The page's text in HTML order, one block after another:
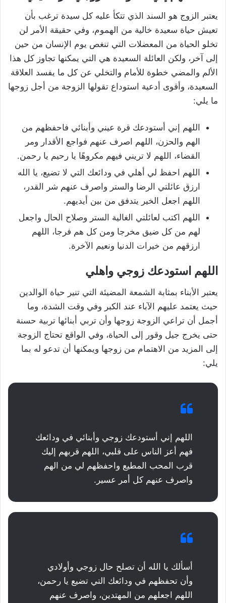
يعتبر الزوج هو السند الذي تتكأ عليه كل سيدة ترغب بأن
تعيش حياة سعيدة خالية من الهموم، وفي حقيقة الأمر لن
تخلو الحياة من المعضلات التي تنغص يوم الإنسان من حين
إلى آخر، ولكن العائلة السعيدة هي التي يمكنها تجاوز كل هذا
الألم والمضي خطوة للأمام والتخلي عن كل ما يفسد العلاقة
السعيدة، وأقوى أدعية استوداع تقولها الزوجة من أجل زوجها
ما يلي:
اللهم إني أستودعك قرة عيني وأبنائي فاحفظهم من
الهم والحزن، اللهم اصرف عنهم فواجع الأقدار ومر
القضاء، اللهم لا تريني فيهم مكروهًا يا رحيم يا رحمن.
اللهم احفظ لي أهلي في ودائعك التي لا تضيع، يا الله
ارزق عائلتي الرضا والستر واصرف عنهم شر القدر،
اللهم اجعل الخير يتدفق من بين أيديهم.
اللهم اكتب لعائلتي الغالية الستر وصلاح الحال واجعل
لهم من كل ضيق مخرجا ومن كل هم فرجا، اللهم
ارزقهم من خيرات الدنيا ونعيم الآخرة.
اللهم استودعك زوجي واهلي
يعتبر الأبناء بمثابة الشمعة المضيئة التي تنير حياة الوالدين
حيث يعتمد عليهم الآباء عند الكبر وفي وقت الشدة، وما
أجمل أن تراعي الزوجة زوجها وأن تربي أبنائها تربية حسنة
حتى يخرج جيل وقور إلى الحياة، وفي الواقع تحتاج الزوجة
إلى المزيد من الاهتمام من زوجها ويمكنها أن تدعو له بما
يلي:
اللهم إني أستودعك زوجي وأبنائي في ودائعك
فهم أعز الناس على قلبي، اللهم قربهم إليك
قرب المحب المطيع واحفظهم لي من الهم
واصرف عنهم كل أمر عسير.
أسألك يا الله أن تصلح حال زوجي وأولادي
وأن تحفظهم في ودائعك التي تضيع يا رحمن،
اللهم اجعلهم من المهتدين، واصرف عنهم